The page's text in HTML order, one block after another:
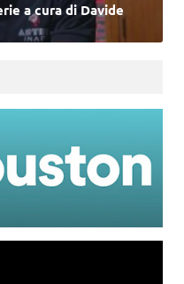
a cura di Davide